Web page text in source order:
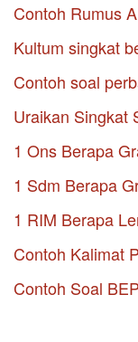
Contoh Rumus
Kultum singkat
Contoh soal
Uraikan Singkat
1 Ons Berapa
1 Sdm Berapa
1 RIM Berapa
Contoh Kalimat
Contoh Soal